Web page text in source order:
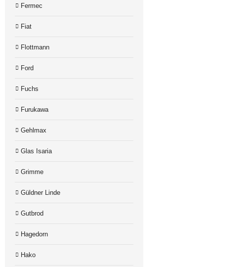
Fermec
Fiat
Flottmann
Ford
Fuchs
Furukawa
Gehlmax
Glas Isaria
Grimme
Güldner Linde
Gutbrod
Hagedorn
Hako